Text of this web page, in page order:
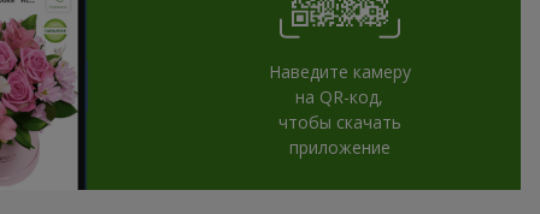
Наведите камеру
на QR-код,
чтобы скачать
приложение